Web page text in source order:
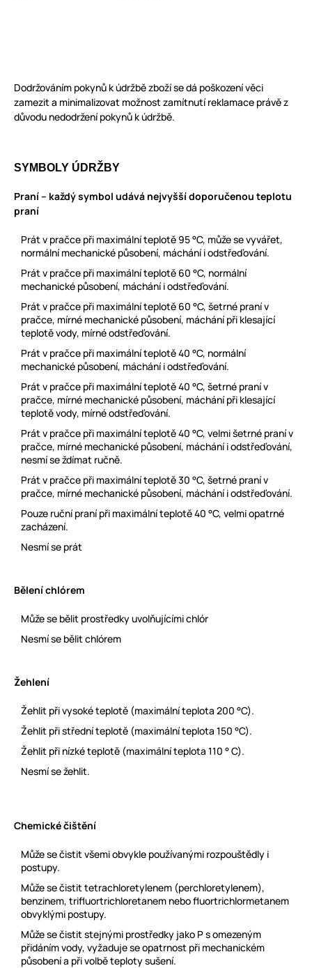
Dodržováním pokynů k údržbě zboží se dá poškození věci
zamezit a minimalizovat možnost zamítnutí reklamace právě z
důvodu nedodržení pokynů k údržbě.
SYMBOLY ÚDRŽBY
Praní – každý symbol udává nejvyšší doporučenou teplotu
praní
Prát v pračce při maximální teplotě 95 °C, může se vyvářet,
normální mechanické působení, máchání i odstřeďování.
Prát v pračce při maximální teplotě 60 °C, normální
mechanické působení, máchání i odstřeďování.
Prát v pračce při maximální teplotě 60 °C, šetrné praní v
pračce, mírné mechanické působení, máchání při klesající
teplotě vody, mírné odstřeďování.
Prát v pračce při maximální teplotě 40 °C, normální
mechanické působení, máchání i odstřeďování.
Prát v pračce při maximální teplotě 40 °C, šetrné praní v
pračce, mírné mechanické působení, máchání při klesající
teplotě vody, mírné odstřeďování.
Prát v pračce při maximální teplotě 40 °C, velmi šetrné praní v
pračce, mírné mechanické působení, máchání i odstřeďování,
nesmí se ždímat ručně.
Prát v pračce při maximální teplotě 30 °C, šetrné praní v
pračce, mírné mechanické působení, máchání i odstřeďování.
Pouze ruční praní při maximální teplotě 40 °C, velmi opatrné
zacházení.
Nesmí se prát
Bělení chlórem
Může se bělit prostředky uvolňujícími chlór
Nesmí se bělit chlórem
Žehlení
Žehlit při vysoké teplotě (maximální teplota 200 °C).
Žehlit při střední teplotě (maximální teplota 150 °C).
Žehlit při nízké teplotě (maximální teplota 110 ° C).
Nesmí se žehlit.
Chemické čištění
Může se čistit všemi obvykle používanými rozpouštědly i
postupy.
Může se čistit tetrachloretylenem (perchloretylenem),
benzinem, trifluortrichloretanem nebo fluortrichlormetanem
obvyklými postupy.
Může se čistit stejnými prostředky jako P s omezeným
přidáním vody, vyžaduje se opatrnost při mechanickém
působení a při volbě teploty sušení.